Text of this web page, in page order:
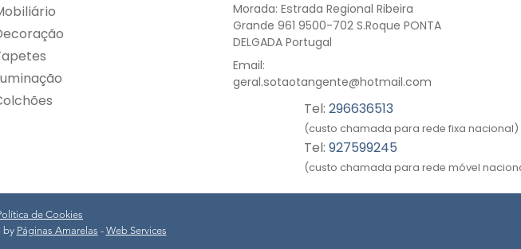
Morada: Estrada Regional Ribeira
Grande 961 9500-702 S.Roque PONTA
DELGADA Portugal
Email:
geral.sotaotangente@hotmail.com
Tel: 296636513
(custo chamada para rede fixa nacional)
Tel: 927599245
(custo chamada para rede móvel
de Cookies
by Páginas Amarelas - Web Services